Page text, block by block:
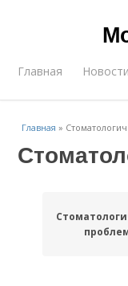
Главная Новости
Главная »